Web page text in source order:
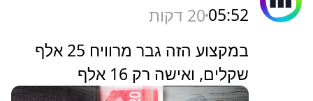
05:5220 דקות
במקצוע הזה גבר מרוויח 25 אלף
שקלים, ואישה רק 16 אלף